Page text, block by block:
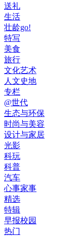
送礼
生活
壮龄go!
特写
美食
旅行
文化艺术
人文史地
专栏
@世代
生态与环保
时尚与美容
设计与家居
光影
科玩
科普
汽车
心事家事
精选
特辑
早报校园
热门